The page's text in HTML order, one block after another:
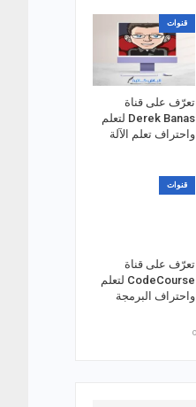
قنوات
تعرّف على قناة
Derek Banas لتعلم
واحتراف تعلم الآلة
قنوات
تعرّف على قناة
CodeCourse لتعلم
واحتراف البرمجة